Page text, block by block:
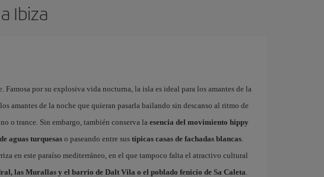
Ibiza
por su explosiva vida nocturna, la isla es ideal para los amantes de la
amantes de la noche que quieran pasarla bailando sin descanso al ritmo de
o trance. Sin embargo, también conserva la esencia del movimiento hippy
aguas turquesaso paseando entre sus típicas casas de fachadas blancas.
en este paraíso mediterráneo, en el que tampoco falta el atractivo cultural
las Murallas y el barrio de Dalt Vila o el poblado fenicio de Sa Caleta.